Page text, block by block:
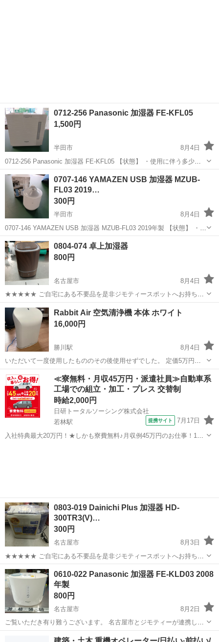
0712-256 Panasonic 加湿器 FE-KFL05
1,500円
半田市
8月4日
0712-256 Panasonic 加湿器 FE-KFL05 【状態】 ・使用に伴う多少の
スレ、キズ、落としきれない汚れなどございます ・詳細は現地でご確
認ください ・お値引きは出来かねますのでご了承願いま...
愛知 半田市
0707-146 YAMAZEN USB 加湿器 MZUB-
FL03 2019…
300円
半田市
8月4日
0707-146 YAMAZEN USB 加湿器 MZUB-FL03 2019年製 【状態】 ・使
用に伴う多少のスレ、キズ、落としきれない汚れなどございます ・詳
細は現地でご確認ください ・お値引きは出来かね...
愛知 半田市 季節、空調家電 現地
0804-074 卓上加湿器
800円
名古屋市
8月4日
★★★★★ ご自宅にある不要品を是非ジモティースポットへお持ち込
みしませんか？ 家電、趣味・スポーツ・レジャー用品、こども用品、
衣料服飾品、生活雑貨、家具、本、CD・DVDなどが無料でまとめて持
ち込めます！ ※詳細はこ...
愛知 名古屋市 季節、空調家電 現地
Rabbit Air 空気清浄機 本体 ホワイト
16,000円
勝川駅
8月4日
いただいて一度使用したもののその後使用せずでした。 定価5万円の
ものになります。 ボタン音などとてもかわいい音でおしゃれです。 2
枚目にありますが、少しだけ黒くなっている箇所があります。 洗練さ
れた曲線デザインを採用したR...
愛知 春日井市 勝川駅 季節、空調家電
≪寮無料・月収45万円・派遣社員≫自動車系
工場での組立・加工・プレス 交替制
時給2,000円
日研トータルソーシング株式会社
若林駅
提携サイト 7月17日
入社特典最大20万円！★しかも寮費無料♪月収例45万円のお仕事！1年
0803-019 Dainichi Plus 加湿器 HD-
300TR3(V)…
300円
名古屋市
8月3日
★★★★★ ご自宅にある不要品を是非ジモティースポットへお持ち込
みしませんか？ 家電、趣味・スポーツ・レジャー用品、こども用品、
衣料服飾品、生活雑貨、家具、本、CD・DVDなどが無料でまとめて持
ち込めます！ ※詳細はこ...
愛知 名古屋市 Dainichi
0610-022 Panasonic 加湿器 FE-KLD03 2008
年製
800円
名古屋市
8月2日
ご覧いただき有り難うございます。 名古屋市とジモティーが連携して
運営しています。 粗⼤ごみ等の減量を⽬的にまだ使えるものをリユー
名古屋市 季節、空調家電 リユース